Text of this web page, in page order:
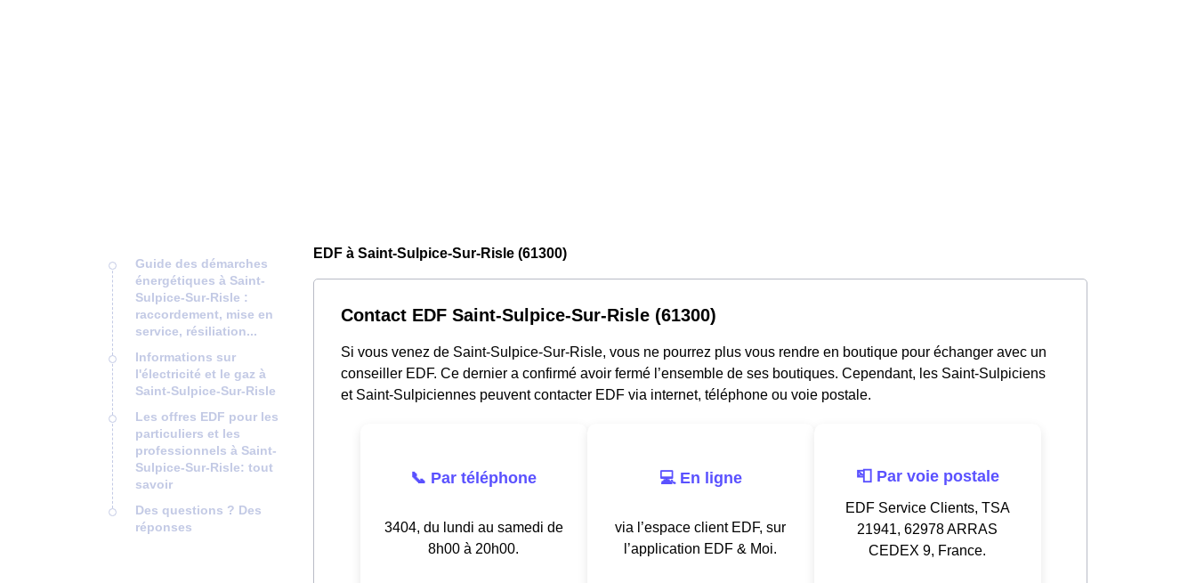
Guide des démarches
énergétiques à Saint-
Sulpice-Sur-Risle :
raccordement, mise en
service, résiliation...
Informations sur
l'électricité et le gaz à
Saint-Sulpice-Sur-Risle
Les offres EDF pour les
particuliers et les
professionnels à Saint-
Sulpice-Sur-Risle: tout
savoir
Des questions ? Des
réponses
EDF à Saint-Sulpice-Sur-Risle (61300)
Contact EDF Saint-Sulpice-Sur-Risle (61300)
Si vous venez de Saint-Sulpice-Sur-Risle, vous ne pourrez plus vous rendre en boutique pour échanger avec un
conseiller EDF. Ce dernier a confirmé avoir fermé l’ensemble de ses boutiques. Cependant, les Saint-Sulpiciens
et Saint-Sulpiciennes peuvent contacter EDF via internet, téléphone ou voie postale.
📞 Par téléphone
3404, du lundi au samedi de
8h00 à 20h00.
💻 En ligne
via l’espace client EDF, sur
l’application EDF & Moi.
📮 Par voie postale
EDF Service Clients, TSA
21941, 62978 ARRAS
CEDEX 9, France.